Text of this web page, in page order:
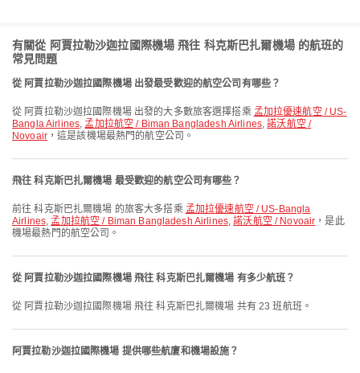
有關從 阿賈拉勒沙迦拉國際機場 飛往 科克斯巴扎爾機場 的航班的
常見問題
從 阿賈拉勒沙迦拉國際機場 出發最受歡迎的航空公司有哪些？
從 阿賈拉勒沙迦拉國際機場 出發的大多數旅客選擇搭乘 孟加拉優速航空 / US-
Bangla Airlines, 孟加拉航空 / Biman Bangladesh Airlines,諾沃航空 /
Novoair，這是該機場最熱門的航空公司。
飛往 科克斯巴扎爾機場 最受歡迎的航空公司有哪些？
前往 科克斯巴扎爾機場 的旅客大多搭乘 孟加拉優速航空 / US-Bangla
Airlines, 孟加拉航空 / Biman Bangladesh Airlines,諾沃航空 / Novoair ，是此
機場最熱門的航空公司。
從 阿賈拉勒沙迦拉國際機場 飛往 科克斯巴扎爾機場 有多少航班？
從 阿賈拉勒沙迦拉國際機場 飛往 科克斯巴扎爾機場 共有 23 班航班。
阿賈拉勒沙迦拉國際機場 提供哪些航廈和機場設施？